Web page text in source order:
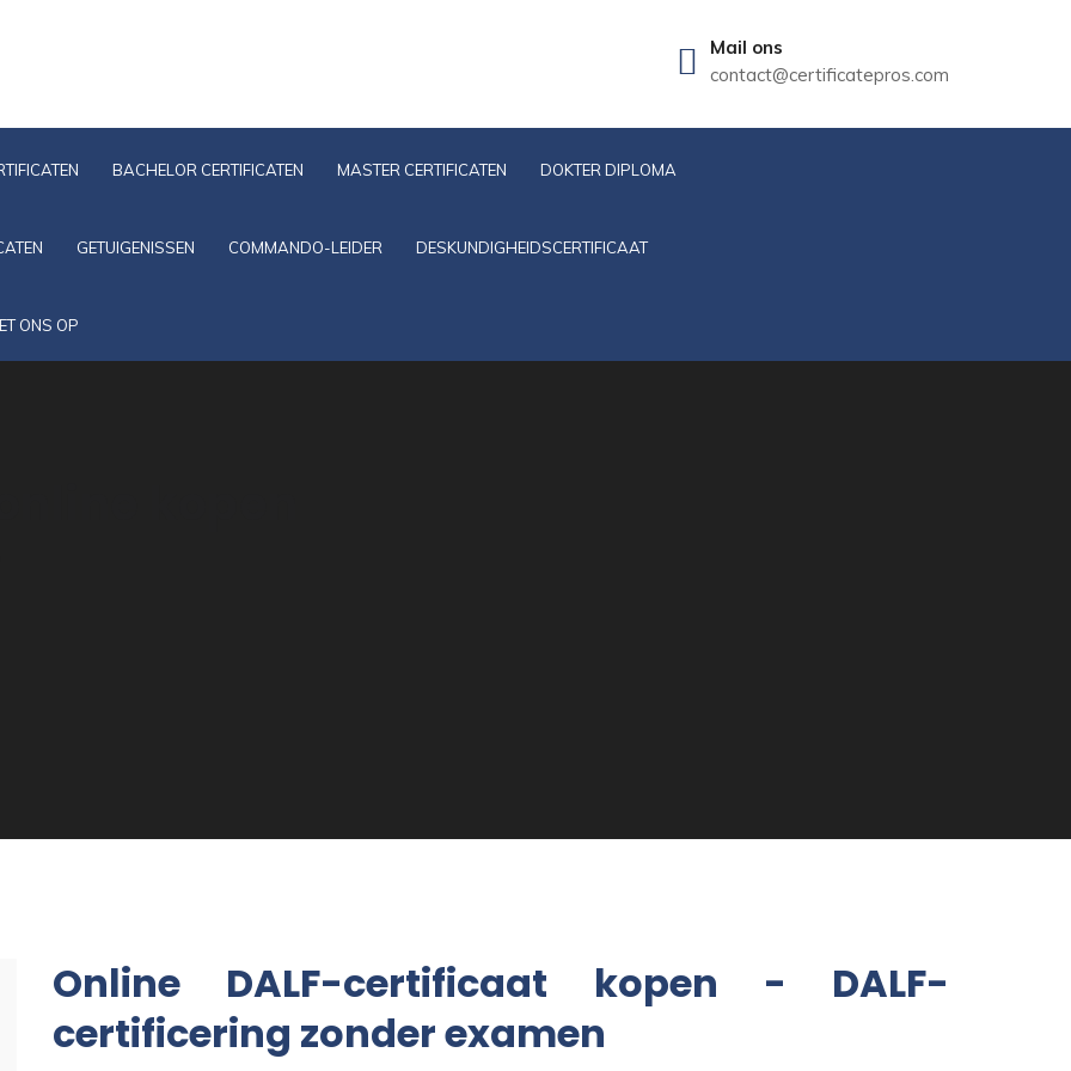
Mail ons
contact@certificatepros.com
BACHELOR CERTIFICATEN MASTER CERTIFICATEN DOKTER DIPLOMA
GETUIGENISSEN COMMANDO-LEIDER DESKUNDIGHEIDSCERTIFICAAT
ONS OP
Online DALF-certificaat kopen - DALF-
certificering zonder examen